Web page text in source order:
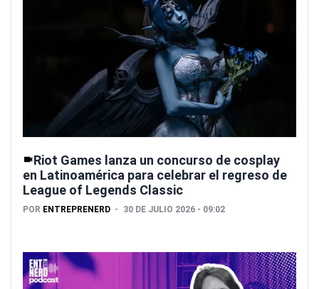
Riot Games lanza un concurso de cosplay
en Latinoamérica para celebrar el regreso de
League of Legends Classic
POR ENTREPRENERD 30 DE JULIO 2026 - 09:02